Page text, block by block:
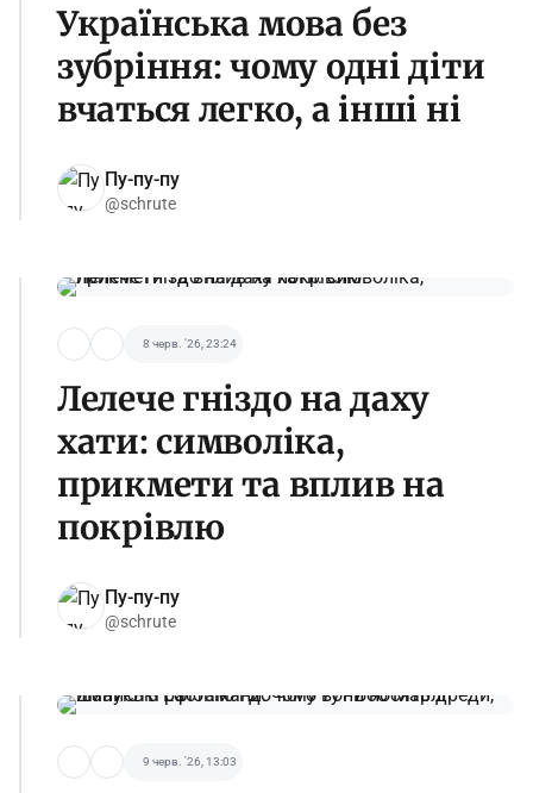
Українська мова без
зубріння: чому одні діти
вчаться легко, а інші ні
Пу-пу-пу
@schrute
8 черв. '26, 23:24
Лелече гніздо на даху
хати: символіка,
прикмети та вплив на
покрівлю
Пу-пу-пу
@schrute
9 черв. '26, 13:03